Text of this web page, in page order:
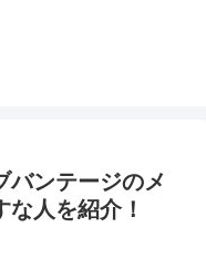
バンテージのメ
人を紹介！